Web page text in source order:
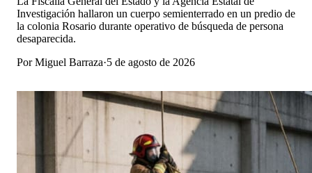
Investigación hallaron un cuerpo semienterrado en un predio de
la colonia Rosario durante operativo de búsqueda de persona
desaparecida.
PorMiguel Barraza·5 de agosto de 2026